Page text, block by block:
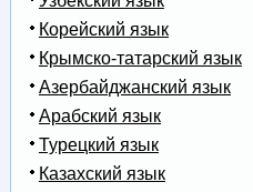
Корейский язык
Крымско-татарский язык
Азербайджанский язык
Арабский язык
Турецкий язык
Казахский язык